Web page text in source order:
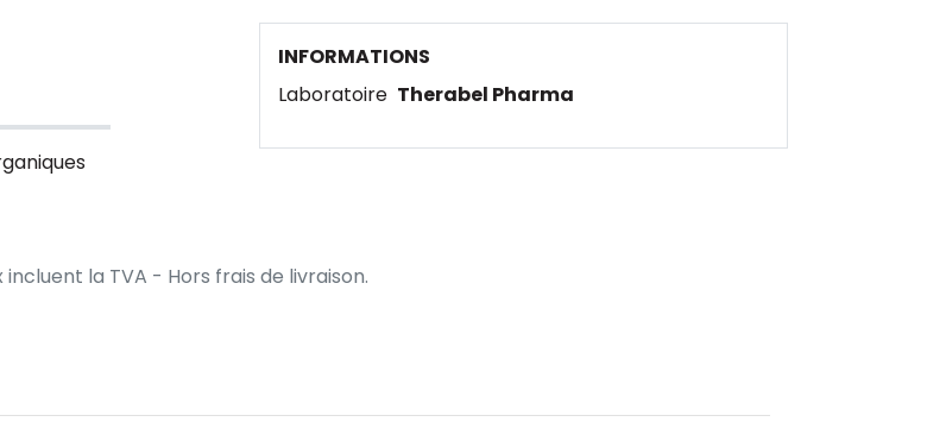
INFORMATIONS
Laboratoire Therabel Pharma
incluent la TVA - Hors frais de livraison.